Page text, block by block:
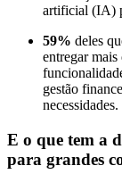
artificial (IA)
59% deles
entregar mais
gestão
necessidades.
E o que tem a
para grandes